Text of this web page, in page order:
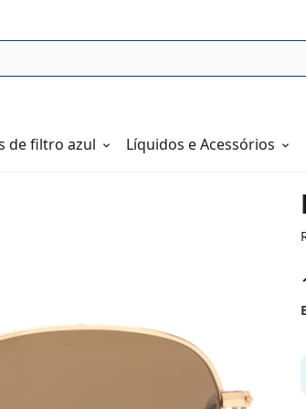
de filtro azul Líquidos e Acessórios